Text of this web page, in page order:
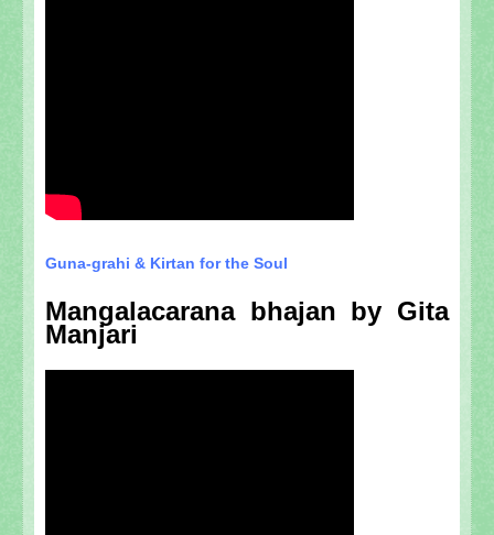
Guna-grahi & Kirtan for the Soul
Mangalacarana bhajan by Gita
Manjari